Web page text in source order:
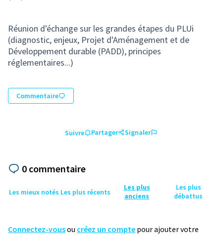
(Lien externe)
Réunion d'échange sur les grandes étapes du PLUi
(diagnostic, enjeux, Projet d'Aménagement et de
Développement durable (PADD), principes
réglementaires...)
Commentaire
Suivre Partager Signaler
0 commentaire
Les mieux notés Les plus récents
Les plus
anciens
Les plus
débattus
Connectez-vousou créez un compte pour ajouter votre